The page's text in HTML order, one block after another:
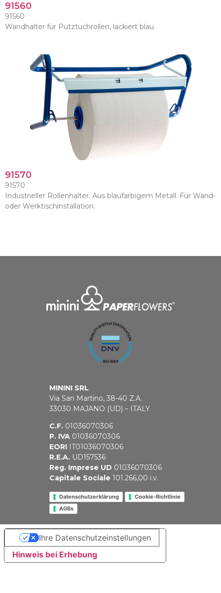
91560
91560
Wandhalter für Putztuchrollen, lackiert blau
91570
91570
Industrieller Rollenhalter. Aus blaufarbigem Metall. Für Wand-
oder Werktischinstallation.
MININI SRL
Via San Martino, 38-40 Z.A.
33030 MAJANO (UD) – ITALY
C.F. 01036070306
P. IVA 01036070306
EORI IT01036070306
R.E.A. UD157536
Reg. Imprese UD 01036070306
Capitale Sociale 101.266,00 i.v.
Datenschutzerklärung
Cookie-Richtlinie
AGBs
Hinweis bei Erhebung
Ihre Datenschutzeinstellungen